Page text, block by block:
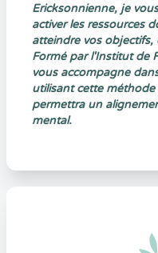
Ericksonnienne, je
activer les ressources
atteindre vos objectifs,
Formé par l'Institut de
vous accompagne
utilisant cette
permettra un
mental.